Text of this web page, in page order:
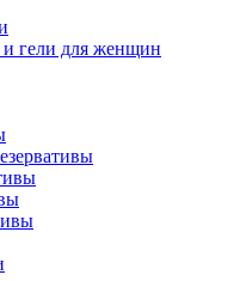
гели для женщин